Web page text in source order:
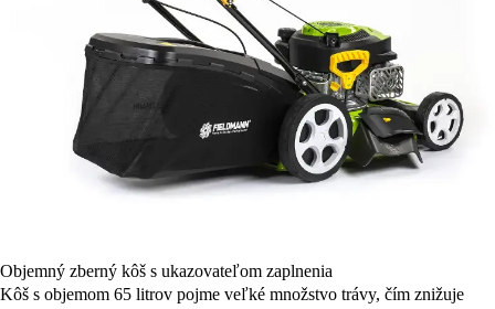
Objemný zberný kôš s ukazovateľom zaplnenia
Kôš s objemom 65 litrov pojme veľké množstvo trávy, čím znižuje